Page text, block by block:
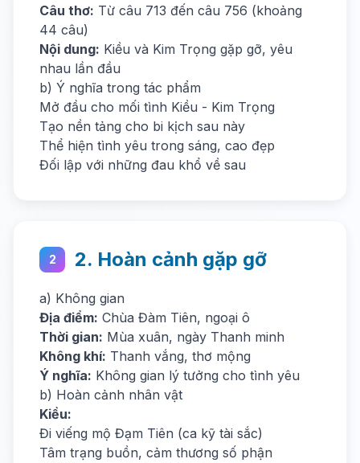
Câu thơ: Từ câu 713 đến câu 756 (khoảng
44 câu)
Nội dung: Kiều và Kim Trọng gặp gỡ, yêu
nhau lần đầu
b) Ý nghĩa trong tác phẩm
Mở đầu cho mối tình Kiều - Kim Trọng
Tạo nền tảng cho bi kịch sau này
Thể hiện tình yêu trong sáng, cao đẹp
Đối lập với những đau khổ về sau
2 2. Hoàn cảnh gặp gỡ
a) Không gian
Địa điểm: Chùa Đàm Tiên, ngoại ô
Thời gian: Mùa xuân, ngày Thanh minh
Không khí: Thanh vắng, thơ mộng
Ý nghĩa: Không gian lý tưởng cho tình yêu
b) Hoàn cảnh nhân vật
Kiều:
Đi viếng mộ Đạm Tiên (ca kỹ tài sắc)
Tâm trạng buồn, cảm thương số phận